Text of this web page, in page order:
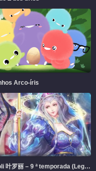
Arco-íris
Yeluoli 叶罗丽 – 9 ª temporada (Legendado)